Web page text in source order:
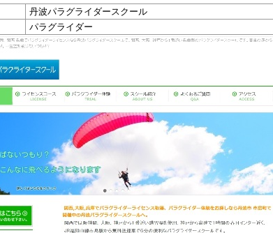
丹波パラグライダースクール
パラグライダー